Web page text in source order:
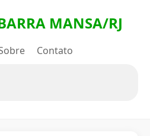
MANSA/RJ
Contato